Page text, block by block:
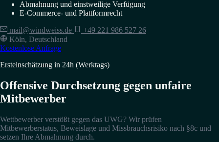
Abmahnung und einstweilige Verfügung
E-Commerce- und Plattformrecht
mail@windweiss.de
+49 221 986 527 26
Köln, Deutschland
Kostenlose Anfrage
Ersteinschätzung in 24h (Werktags)
Offensive Durchsetzung gegen unfaire
Mitbewerber
Wettbewerber verstößt gegen das UWG? Wir prüfen
Mitbewerberstatus, Beweislage und Missbrauchsrisiko nach §8c und
setzen Ihre Abmahnung durch.